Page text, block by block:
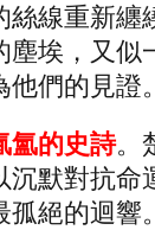
絲線重新纏
塵埃，又似
們的見證。
氳的史詩。
沉默對抗命
孤絕的迴響